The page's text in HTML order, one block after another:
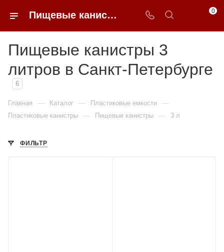
Пищевые канистры 3 литров недорого в Санкт-Петербурге | 0FFER 0
Пищевые канистры 3
литров в Санкт-Петербурге
6
Главная — Каталог — Пластиковые емкости —
Пластиковые канистры — Пищевые канистры — 3 л
ФИЛЬТР